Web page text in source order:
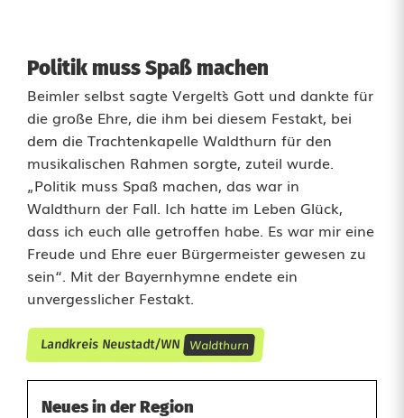
Politik muss Spaß machen
Beimler selbst sagte Vergelt`s Gott und dankte für
die große Ehre, die ihm bei diesem Festakt, bei
dem die Trachtenkapelle Waldthurn für den
musikalischen Rahmen sorgte, zuteil wurde.
„Politik muss Spaß machen, das war in
Waldthurn der Fall. Ich hatte im Leben Glück,
dass ich euch alle getroffen habe. Es war mir eine
Freude und Ehre euer Bürgermeister gewesen zu
sein“. Mit der Bayernhymne endete ein
unvergesslicher Festakt.
Landkreis Neustadt/WN Waldthurn
Neues in der Region